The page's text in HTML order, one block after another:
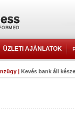
ÜZLETI AJÁNLATOK
| Kevés bank áll